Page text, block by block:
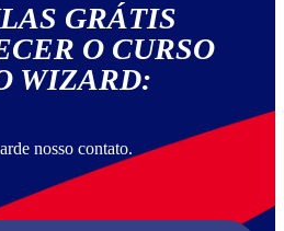
GRÁTIS
O CURSO
WIZARD:
nosso contato.